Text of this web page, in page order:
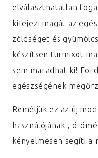
elválaszthatatlan
kifejezi magát az
zöldséget és
készítsen turmixot
sem maradhat ki!
egészségének
Reméljük ez az új
használójának ,
kényelmesen segíti a